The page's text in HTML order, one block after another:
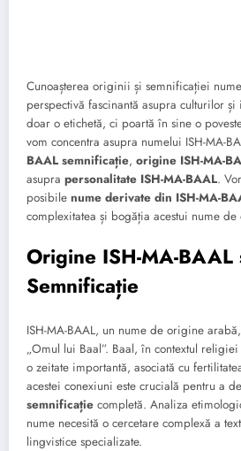
Cunoașterea originii și semnificației
perspectivă fascinantă asupra culturilor
doar o etichetă, ci poartă în sine o
vom concentra asupra numelui ISH-MA-
BAAL semnificație, origine ISH-MA-
asupra personalitate ISH-MA-BAAL.
posibile nume derivate din ISH-MA-
complexitatea și bogăția acestui nume
Origine ISH-MA-BAAL
Semnificație
ISH-MA-BAAL, un nume de origine
„Omul lui Baal”. Baal, în contextul
o zeitate importantă, asociată cu
acestei conexiuni este crucială pentru a
semnificație completă. Analiza
nume necesită o cercetare complexă a
lingvistice specializate.